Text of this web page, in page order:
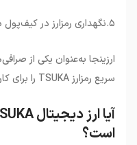
۵.نگهداری رمزارز در کیف‌پول داخلی یا انتقال به کیف‌پول شخصی
ارزینجا به‌عنوان یکی از
سریع رمزارز
را برای
است؟